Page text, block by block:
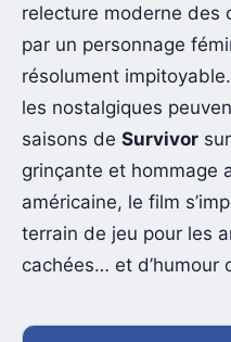
relecture moderne des
par un personnage
résolument
les nostalgiques
saisons de Survivor
grinçante et hommage
américaine, le film
terrain de jeu pour les
cachées… et d’humour